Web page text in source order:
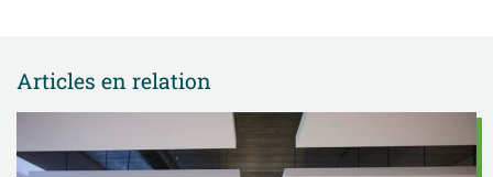
Articles en relation